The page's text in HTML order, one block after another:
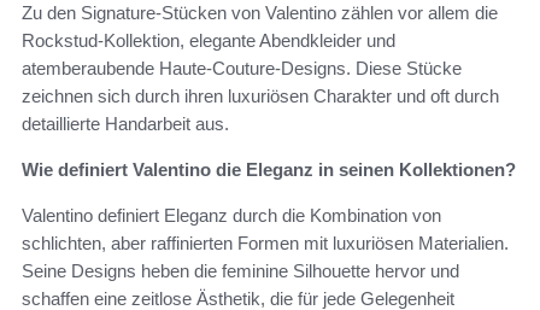
Zu den Signature-Stücken von Valentino zählen vor allem die
Rockstud-Kollektion, elegante Abendkleider und
atemberaubende Haute-Couture-Designs. Diese Stücke
zeichnen sich durch ihren luxuriösen Charakter und oft durch
detaillierte Handarbeit aus.
Wie definiert Valentino die Eleganz in seinen Kollektionen?
Valentino definiert Eleganz durch die Kombination von
schlichten, aber raffinierten Formen mit luxuriösen Materialien.
Seine Designs heben die feminine Silhouette hervor und
schaffen eine zeitlose Ästhetik, die für jede Gelegenheit